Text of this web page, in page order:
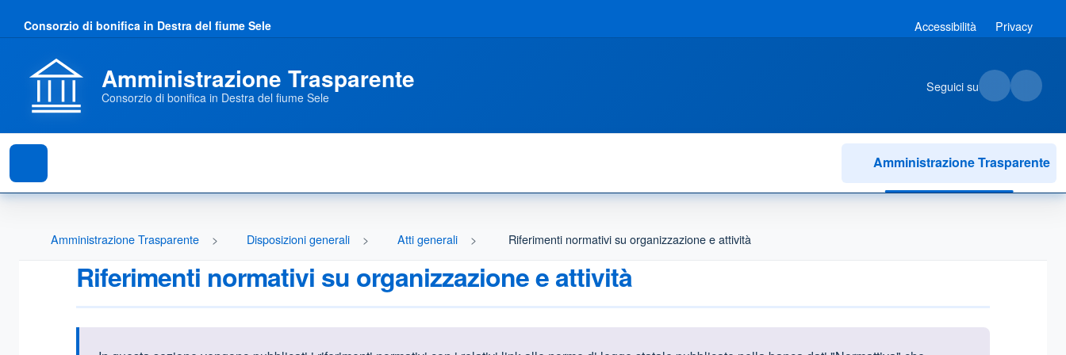
Consorzio di bonifica in Destra del fiume Sele Accessibilità Privacy
Amministrazione Trasparente
Consorzio di bonifica in Destra del fiume Sele
Seguici su
Amministrazione Trasparente
Amministrazione Trasparente Disposizioni generali Atti generali Riferimenti normativi su organizzazione e attività
Riferimenti normativi su organizzazione e attività